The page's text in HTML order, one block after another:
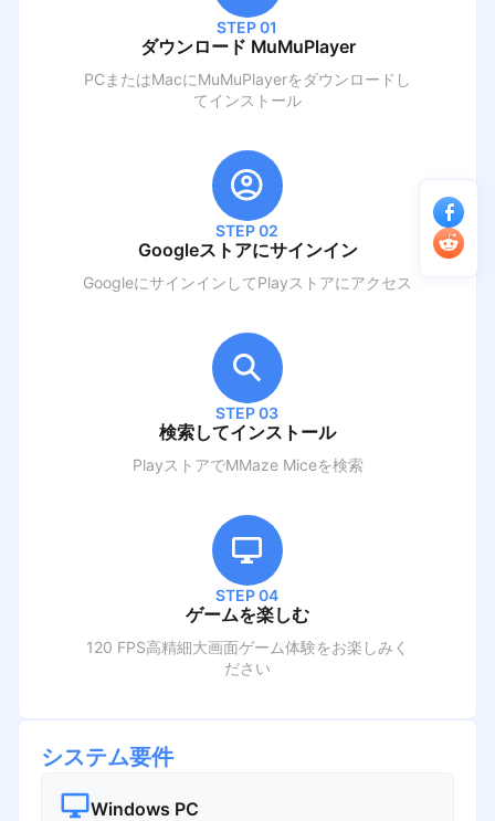
STEP 01
ダウンロード MuMuPlayer
PCまたはMacにMuMuPlayerをダウンロードし
てインストール
STEP 02
Googleストアにサインイン
GoogleにサインインしてPlayストアにアクセス
STEP 03
検索してインストール
PlayストアでMMaze Miceを検索
STEP 04
ゲームを楽しむ
120 FPS高精細大画面ゲーム体験をお楽しみく
ださい
システム要件
Windows PC